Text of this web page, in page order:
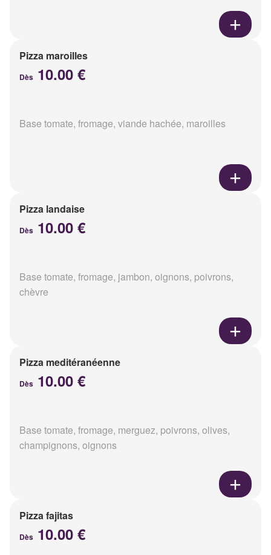
Pizza maroilles
Dès 10.00 €
Base tomate, fromage, viande hachée, maroilles
Pizza landaise
Dès 10.00 €
Base tomate, fromage, jambon, oignons, poivrons,
chèvre
Pizza meditéranéenne
Dès 10.00 €
Base tomate, fromage, merguez, poivrons, olives,
champignons, oignons
Pizza fajitas
Dès 10.00 €